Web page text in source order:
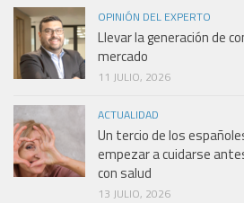
OPINIÓN DEL EXPERTO
Llevar la generación de
mercado
11 JULIO, 2026
ACTUALIDAD
Un tercio de los
empezar a cuidarse
con salud
13 JULIO, 2026